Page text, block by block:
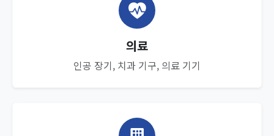
의료
인공 장기, 치과 기구, 의료 기기